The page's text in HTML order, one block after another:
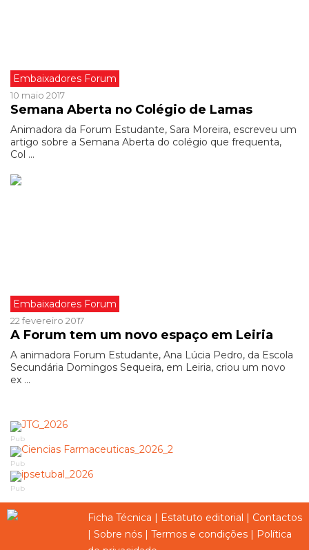
Embaixadores Forum
10 maio 2017
Semana Aberta no Colégio de Lamas
Animadora da Forum Estudante, Sara Moreira, escreveu um
artigo sobre a Semana Aberta do colégio que frequenta,
Col ...
Embaixadores Forum
22 fevereiro 2017
A Forum tem um novo espaço em Leiria
A animadora Forum Estudante, Ana Lúcia Pedro, da Escola
Secundária Domingos Sequeira, em Leiria, criou um novo
ex ...
Pub
Pub
Pub
Ficha Técnica | Estatuto editorial | Contactos
| Sobre nós | Termos e condições | Política